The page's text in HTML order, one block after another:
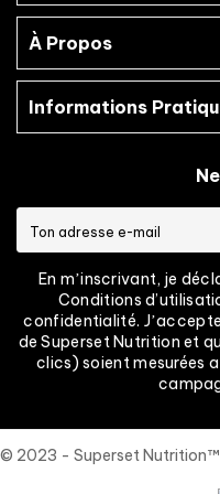
À Propos
Informations
En mʼinscrivant, je
Conditions
confidentialité.
de Superset Nutrition et
clics) soient mesurées
© 2023 - Superset Nutrition™